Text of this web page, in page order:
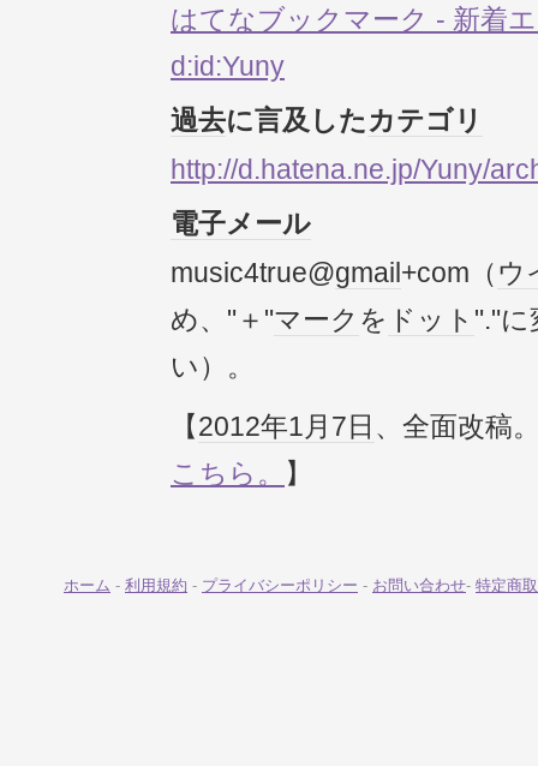
はてなブックマーク - 新着
d:id:Yuny
過去に言及したカテゴリ
http://d.hatena.ne.jp/Yuny/
電子メール
music4true@gmail +com（ウ
め、"＋"マーク を ドット "."
い）。
【2012年1月7日 、全面改稿
こちら。
】
ホーム - 利用規約 - プライバシーポリシー - お問い合わせ- 特定商